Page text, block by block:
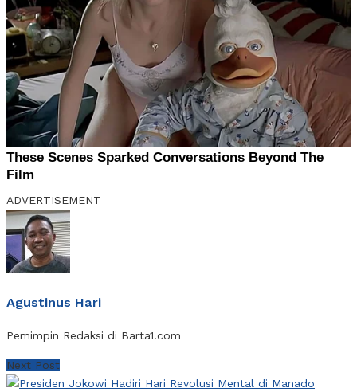
ADVERTISEMENT
Agustinus Hari
Pemimpin Redaksi di Barta1.com
Next Post